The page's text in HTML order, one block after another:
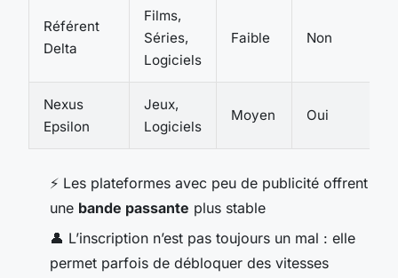
Référent
Delta
Films,
Séries,
Logiciels
Faible Non
Nexus
Epsilon
Jeux,
Logiciels
Moyen Oui
⚡ Les plateformes avec peu de publicité offrent
une bande passante plus stable
👤 L’inscription n’est pas toujours un mal : elle
permet parfois de débloquer des vitesses